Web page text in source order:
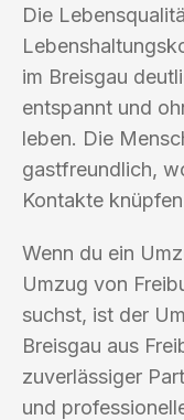
Die
im Breisgau
entspannt und
leben. Die
gastfreundlich,
Kontakte
Wenn du ein
Umzug von
suchst, ist der
Breisgau aus
zuverlässiger
und